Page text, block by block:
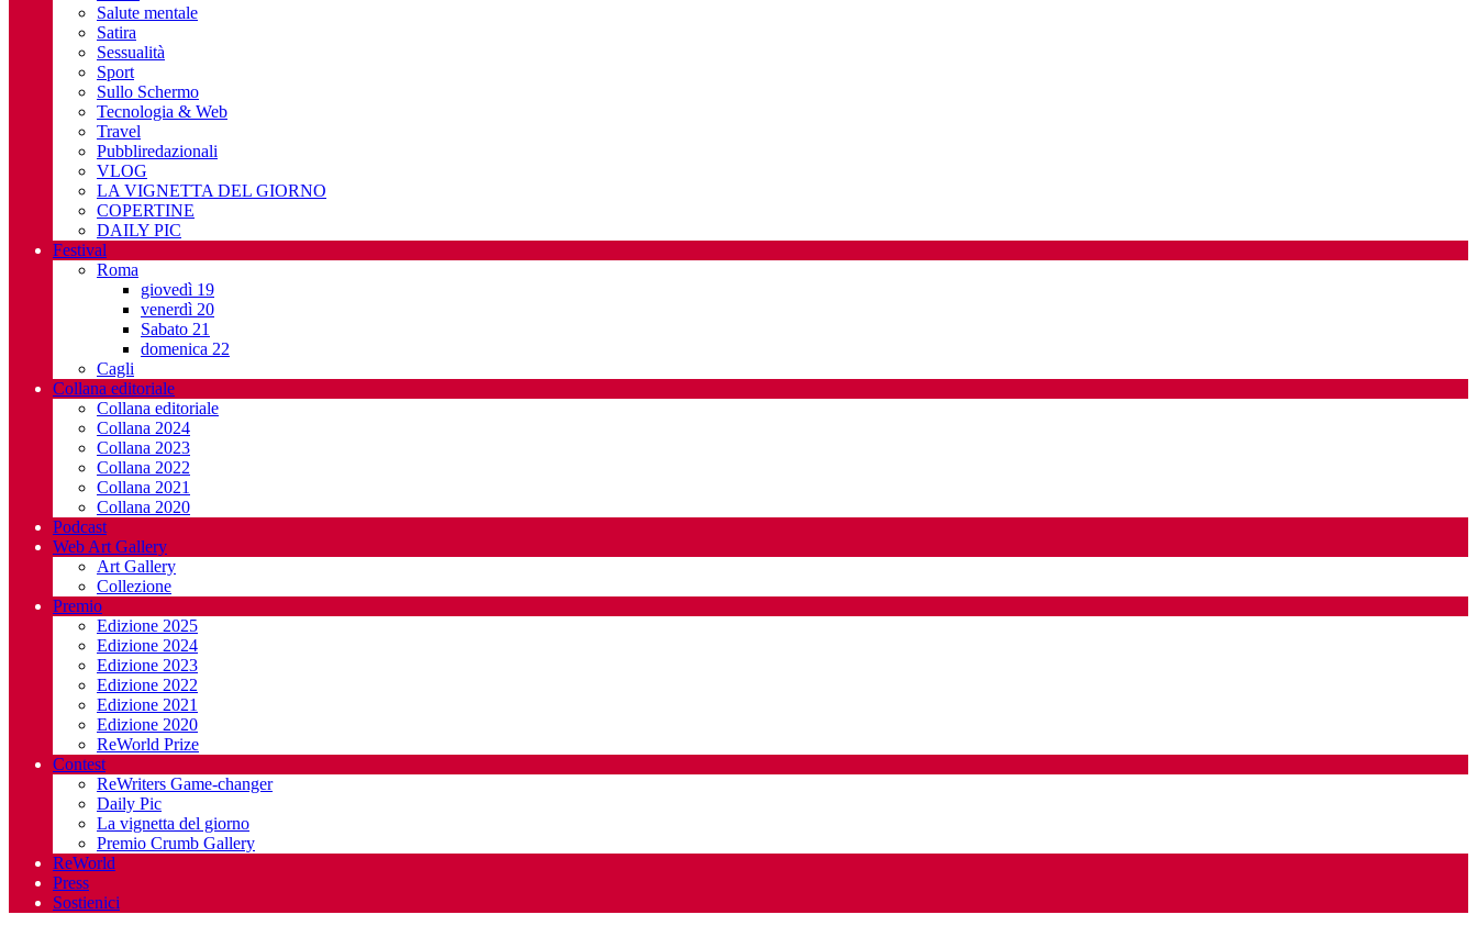
Salute mentale
Satira
Sessualità
Sport
Sullo Schermo
Tecnologia & Web
Travel
Pubbliredazionali
VLOG
LA VIGNETTA DEL GIORNO
COPERTINE
DAILY PIC
Festival
Roma
giovedì 19
venerdì 20
Sabato 21
domenica 22
Cagli
Collana editoriale
Collana editoriale
Collana 2024
Collana 2023
Collana 2022
Collana 2021
Collana 2020
Podcast
Web Art Gallery
Art Gallery
Collezione
Premio
Edizione 2025
Edizione 2024
Edizione 2023
Edizione 2022
Edizione 2021
Edizione 2020
ReWorld Prize
Contest
ReWriters Game-changer
Daily Pic
La vignetta del giorno
Premio Crumb Gallery
ReWorld
Press
Sostienici